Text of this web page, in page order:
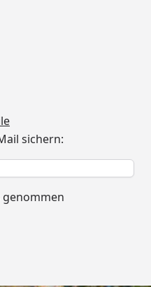
sichern: